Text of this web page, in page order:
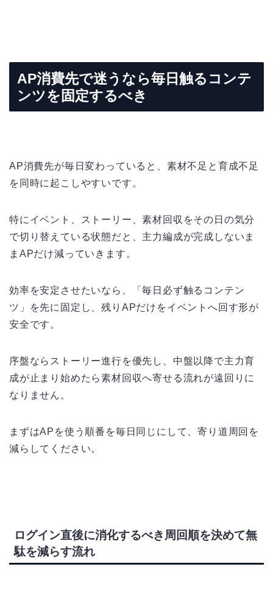
AP消費先で迷うなら毎日触るコンテ
ンツを固定するべき
AP消費先が毎日変わっていると、素材不足と育成不足
を同時に起こしやすいです。
特にイベント、ストーリー、素材回収をその日の気分
で切り替えている状態だと、主力編成が完成しないま
まAPだけ減っていきます。
効率を安定させたいなら、「毎日必ず触るコンテン
ツ」を先に固定し、残りAPだけをイベントへ回す形が
安全です。
序盤ならストーリー進行を優先し、中盤以降で主力育
成が止まり始めたら素材回収へ寄せる流れが遠回りに
なりません。
まずはAPを使う順番を毎日同じにして、寄り道周回を
減らしてください。
ログイン直後に消化するべき周回順を決めて無
駄を減らす流れ